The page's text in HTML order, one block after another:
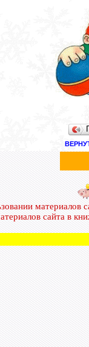
материалов
сайта в